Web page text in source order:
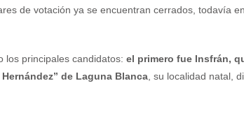
de votación ya se encuentran cerrados, todavía
los principales candidatos: el primero fue Insfrán,
de Laguna Blanca , su localidad natal,